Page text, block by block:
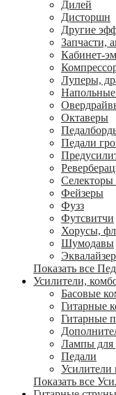
Дилей
Дисторшн
Другие
Запчасти,
Кабинет-
Луперы,
Октаверы
Педали
Селекторы
Фейзеры
Фузз
Футсвитчи
Хорусы,
Шумодавы
Показать все
Усилители,
Басовые
Гитарные
Гитарные
Лампы для
Педали
Усилители
Показать все